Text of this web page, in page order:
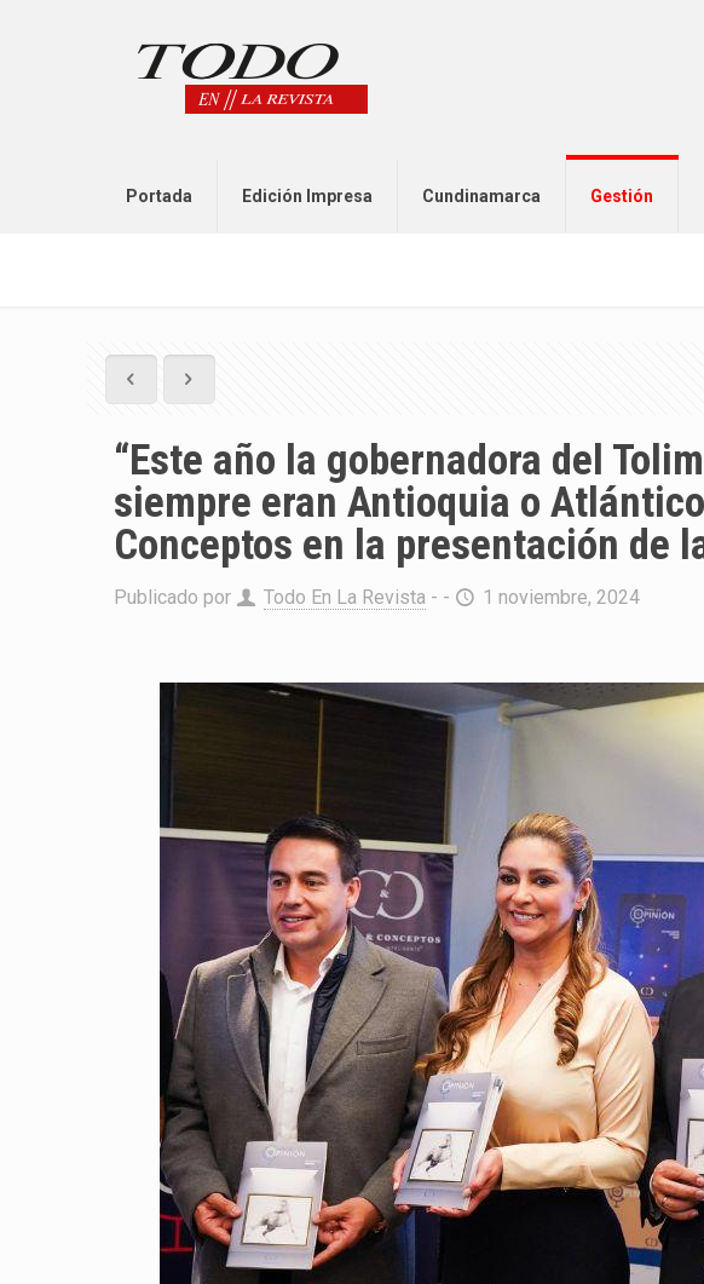
Portada Edición Impresa Cundinamarca Gestión
“Este año la gobernadora del
siempre eran Antioquia o
Conceptos en la presentación de
Publicado por Todo En La Revista - - 1 noviembre, 2024